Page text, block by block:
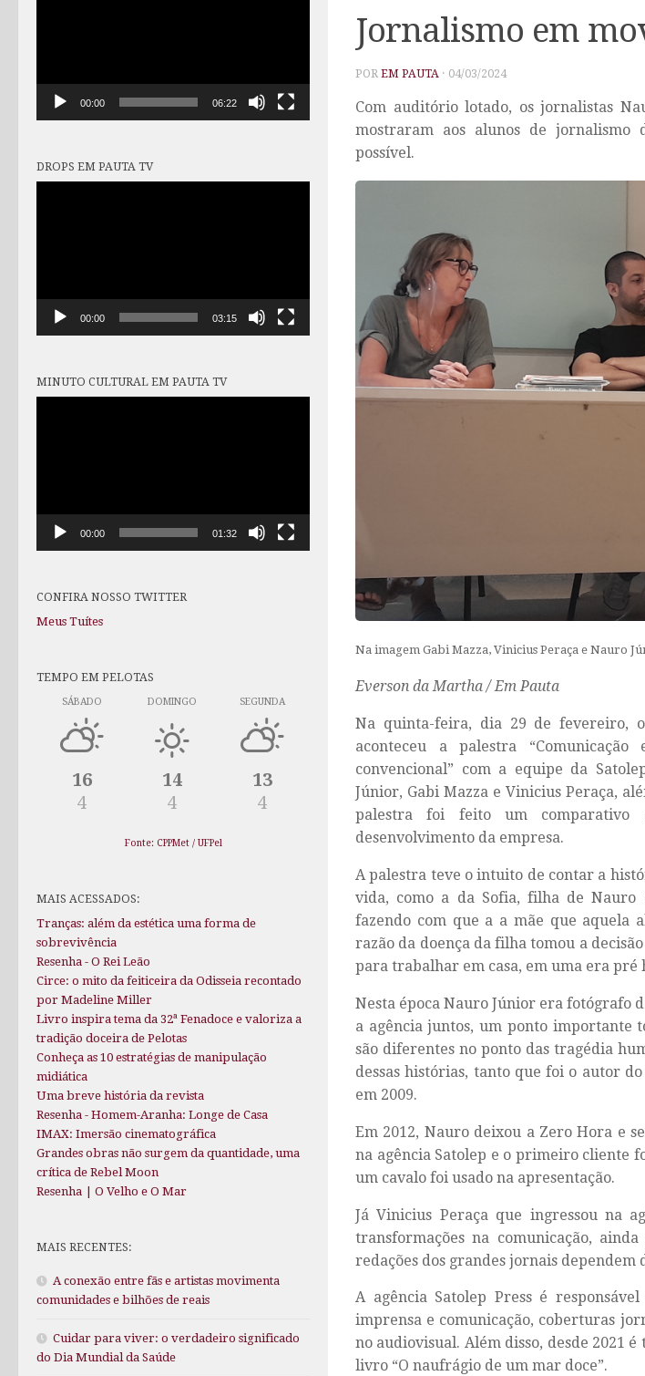
Jornalismo em
POR EM PAUTA · 04/03/2024
Com auditório lotado, os jornalistas
mostraram aos alunos de jornalismo
possível.
Na imagem Gabi Mazza, Vinicius Peraça e Nauro
Everson da Martha / Em Pauta
Na quinta-feira, dia 29 de fevereiro,
aconteceu a palestra
convencional” com a equipe da
Júnior, Gabi Mazza e Vinicius Peraça,
palestra foi feito um
desenvolvimento da empresa.
A palestra teve o intuito de contar a
vida, como a da Sofia, filha de Nauro
fazendo com que a a mãe que aquela
razão da doença da filha tomou a
para trabalhar em casa, em uma era pré
Nesta época Nauro Júnior era fotógrafo
a agência juntos, um ponto importante
são diferentes no ponto das tragédia
dessas histórias, tanto que foi o autor
em 2009.
Em 2012, Nauro deixou a Zero Hora e
na agência Satolep e o primeiro cliente
um cavalo foi usado na apresentação.
Já Vinicius Peraça que ingressou na
transformações na comunicação,
redações dos grandes jornais dependem
A agência Satolep Press é
imprensa e comunicação, coberturas
no audiovisual. Além disso, desde 2021
livro “O naufrágio de um mar doce”.
00:00 06:22
DROPS EM PAUTA TV
00:00 03:15
MINUTO CULTURAL EM PAUTA TV
00:00 01:32
CONFIRA NOSSO TWITTER
Meus Tuítes
TEMPO EM PELOTAS
SÁBADO
16
4
DOMINGO
14
4
SEGUNDA
13
4
Fonte: CPPMet / UFPel
MAIS ACESSADOS:
Tranças: além da estética uma forma de
sobrevivência
Resenha - O Rei Leão
Circe: o mito da feiticeira da Odisseia recontado
por Madeline Miller
Livro inspira tema da 32ª Fenadoce e valoriza a
tradição doceira de Pelotas
Conheça as 10 estratégias de manipulação
midiática
Uma breve história da revista
Resenha - Homem-Aranha: Longe de Casa
IMAX: Imersão cinematográfica
Grandes obras não surgem da quantidade, uma
crítica de Rebel Moon
Resenha | O Velho e O Mar
MAIS RECENTES:
A conexão entre fãs e artistas movimenta
comunidades e bilhões de reais
Cuidar para viver: o verdadeiro significado
do Dia Mundial da Saúde